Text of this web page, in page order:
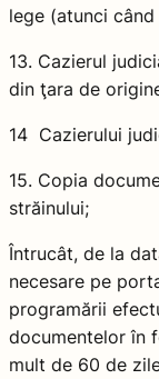
lege (atunci
13. Cazierul
din ţara de
14 Cazierului
15. Copia
străinului;
Întrucât, de la
necesare pe
programării
documentelor în
mult de 60 de